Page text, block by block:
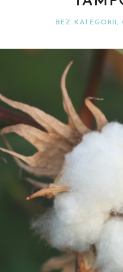
BEZ KATEGORII ,